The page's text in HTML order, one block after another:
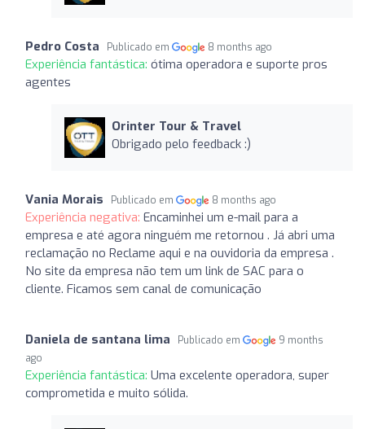
Pedro Costa Publicado em 8 months ago
Experiência fantástica: ótima operadora e suporte pros
agentes
Orinter Tour & Travel
Obrigado pelo feedback :)
Vania Morais Publicado em 8 months ago
Experiência negativa: Encaminhei um e-mail para a
empresa e até agora ninguém me retornou . Já abri uma
reclamação no Reclame aqui e na ouvidoria da empresa .
No site da empresa não tem um link de SAC para o
cliente. Ficamos sem canal de comunicação
Daniela de santana lima Publicado em
9 months
ago
Experiência fantástica: Uma excelente operadora, super
comprometida e muito sólida.